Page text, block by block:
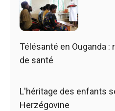
Télésanté en Ouganda
de santé
L'héritage des enfants
Herzégovine